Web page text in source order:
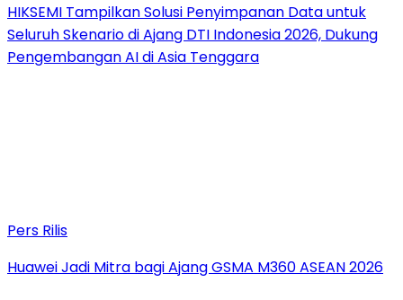
HIKSEMI Tampilkan Solusi Penyimpanan Data untuk
Seluruh Skenario di Ajang DTI Indonesia 2026, Dukung
Pengembangan AI di Asia Tenggara
Pers Rilis
Huawei Jadi Mitra bagi Ajang GSMA M360 ASEAN 2026